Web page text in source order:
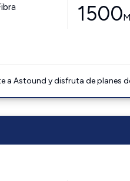
1500
a Astound y disfruta de planes